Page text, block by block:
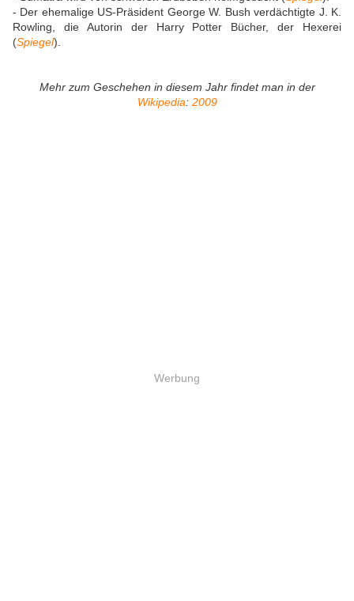
- Der ehemalige US-Präsident George W. Bush verdächtigte J. K.
Rowling, die Autorin der Harry Potter Bücher, der Hexerei
(Spiegel).
Mehr zum Geschehen in diesem Jahr findet man in der
Wikipedia: 2009
Werbung